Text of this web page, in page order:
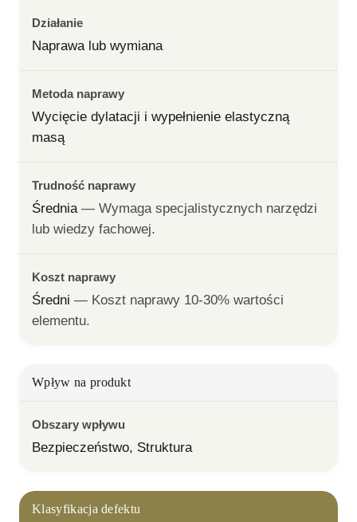
Działanie
Naprawa lub wymiana
Metoda naprawy
Wycięcie dylatacji i wypełnienie elastyczną
masą
Trudność naprawy
Średnia — Wymaga specjalistycznych narzędzi
lub wiedzy fachowej.
Koszt naprawy
Średni — Koszt naprawy 10-30% wartości
elementu.
Wpływ na produkt
Obszary wpływu
Bezpieczeństwo, Struktura
Klasyfikacja defektu